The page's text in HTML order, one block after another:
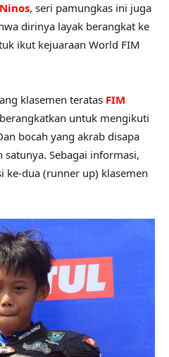
, seri pamungkas ini juga
dirinya layak berangkat ke
ikut kejuaraan World FIM
klasemen teratas FIM
untuk mengikuti
bocah yang akrab disapa
Sebagai informasi,
ke-dua (runner up) klasemen